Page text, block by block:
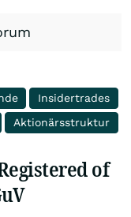
Insidertrades
Aktionärsstruktur
of